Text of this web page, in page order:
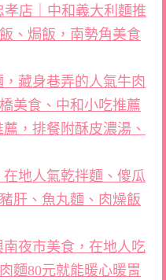
孝店｜中和義大利麵推
、焗飯，南勢角美食
藏身巷弄的人氣牛肉
美食、中和小吃推薦
，排餐附酥皮濃湯、
地人氣乾拌麵、傻瓜
肝、魚丸麵、肉燥飯
夜市美食，在地人吃
麵80元就能暖心暖胃